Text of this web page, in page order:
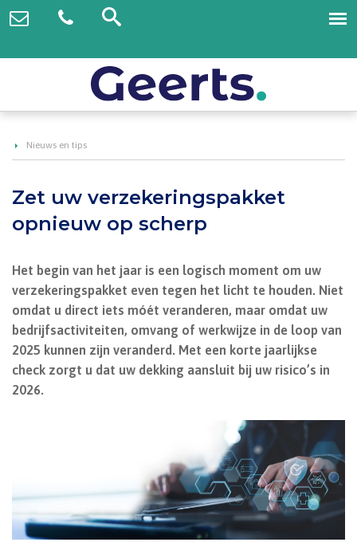
Nieuws en tips
Zet uw verzekeringspakket
opnieuw op scherp
Het begin van het jaar is een logisch moment om uw
verzekeringspakket even tegen het licht te houden. Niet
omdat u direct iets móét veranderen, maar omdat uw
bedrijfsactiviteiten, omvang of werkwijze in de loop van
2025 kunnen zijn veranderd. Met een korte jaarlijkse
check zorgt u dat uw dekking aansluit bij uw risico’s in
2026.